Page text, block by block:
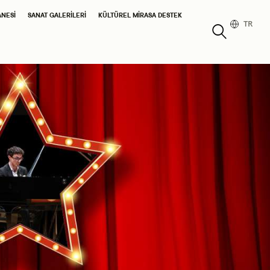
SANAT GALERILERI KÜLTÜREL MIRASA DESTEK
TR